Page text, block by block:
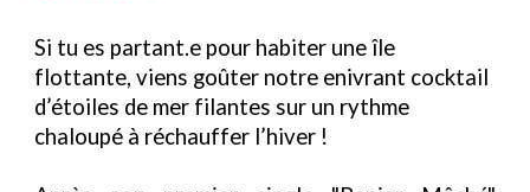
Si tu es partant.e pour habiter une île
flottante, viens goûter notre enivrant cocktail
d’étoiles de mer filantes sur un rythme
chaloupé à réchauffer l’hiver !